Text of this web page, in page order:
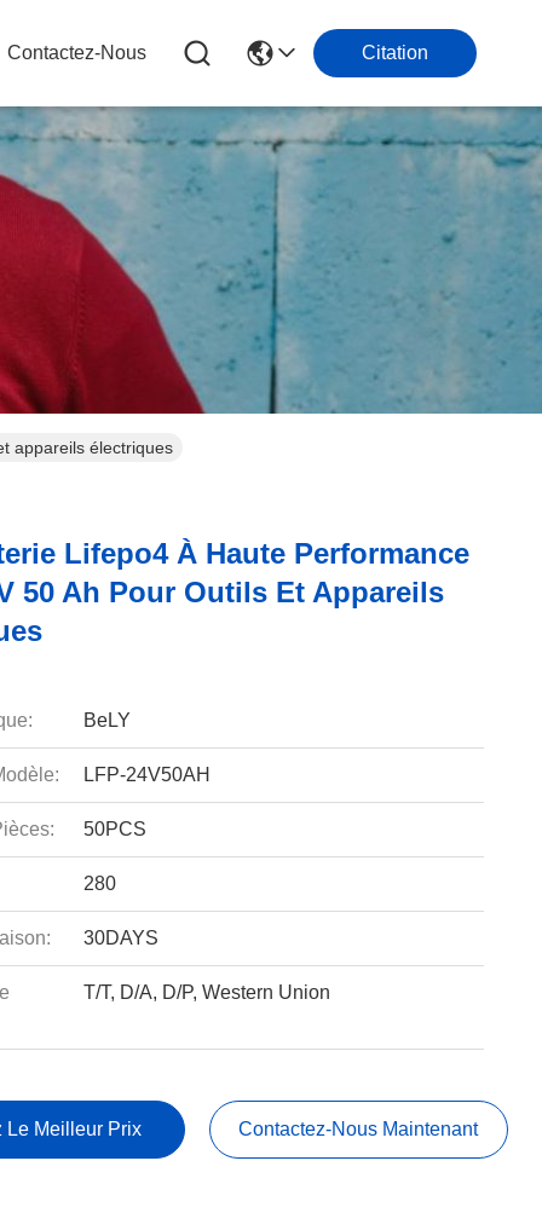
Contactez-Nous Citation
appareils électriques
Lifepo4 À Haute Performance
50 Ah Pour Outils Et Appareils
BeLY
LFP-24V50AH
50PCS
280
30DAYS
T/T, D/A, D/P, Western Union
Le Meilleur Prix Contactez-Nous Maintenant